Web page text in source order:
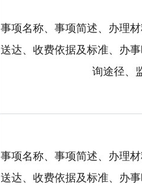
事项名称、事项简述、办理
送达、收费依据及标准、办
询途径、
事项名称、事项简述、办理
送达、收费依据及标准、办